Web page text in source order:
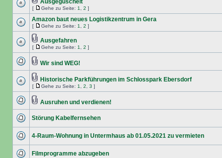
Ausgeguschelt
[ Gehe zu Seite: 1 2 ]
Amazon baut neues Logistikzentrum in Gera
[ Gehe zu Seite: 1 2 ]
Ausgefahren
[ Gehe zu Seite: 1 2 ]
Wir sind WEG!
Historische Parkführungen im Schlosspark Ebersdorf
[ Gehe zu Seite: 1 2 3 ]
Ausruhen und verdienen!
Störung Kabelfernsehen
4-Raum-Wohnung in Untermhaus ab 01.05.2021 zu vermieten
Filmprogramme abzugeben